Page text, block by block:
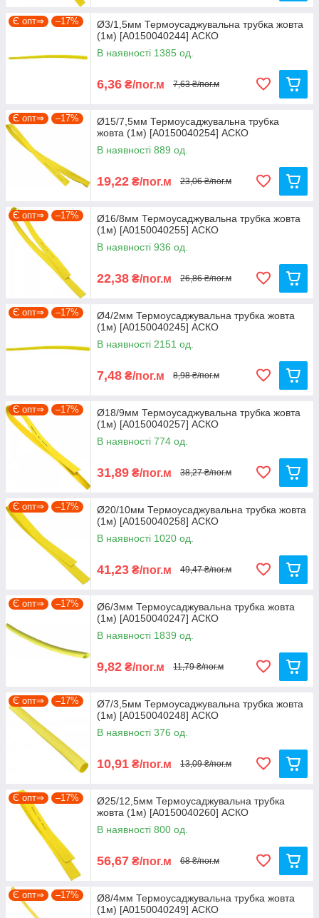
Є опт⇒ –17%
Ø3/1,5мм Термоусаджувальна трубка жовта
(1м) [A0150040244] АСКО
В наявності 1385 од.
6,36 ₴/пог.м 7,63 ₴/пог.м
Є опт⇒ –17%
Ø15/7,5мм Термоусаджувальна трубка
жовта (1м) [A0150040254] АСКО
В наявності 889 од.
19,22 ₴/пог.м 23,06 ₴/пог.м
Є опт⇒ –17%
Ø16/8мм Термоусаджувальна трубка жовта
(1м) [A0150040255] АСКО
В наявності 936 од.
22,38 ₴/пог.м 26,86 ₴/пог.м
Є опт⇒ –17%
Ø4/2мм Термоусаджувальна трубка жовта
(1м) [A0150040245] АСКО
В наявності 2151 од.
7,48 ₴/пог.м 8,98 ₴/пог.м
Є опт⇒ –17%
Ø18/9мм Термоусаджувальна трубка жовта
(1м) [A0150040257] АСКО
В наявності 774 од.
31,89 ₴/пог.м 38,27 ₴/пог.м
Є опт⇒ –17%
Ø20/10мм Термоусаджувальна трубка жовта
(1м) [A0150040258] АСКО
В наявності 1020 од.
41,23 ₴/пог.м 49,47 ₴/пог.м
Є опт⇒ –17%
Ø6/3мм Термоусаджувальна трубка жовта
(1м) [A0150040247] АСКО
В наявності 1839 од.
9,82 ₴/пог.м 11,79 ₴/пог.м
Є опт⇒ –17%
Ø7/3,5мм Термоусаджувальна трубка жовта
(1м) [A0150040248] АСКО
В наявності 376 од.
10,91 ₴/пог.м 13,09 ₴/пог.м
Є опт⇒ –17%
Ø25/12,5мм Термоусаджувальна трубка
жовта (1м) [A0150040260] АСКО
В наявності 800 од.
56,67 ₴/пог.м 68 ₴/пог.м
Є опт⇒ –17%
Ø8/4мм Термоусаджувальна трубка жовта
(1м) [A0150040249] АСКО